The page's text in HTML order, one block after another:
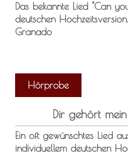
Das bekannte Lied "Can
deutschen
Granado
Hörprobe
Dir gehört
Ein oft gewünschtes Lied
individuellem deutschen